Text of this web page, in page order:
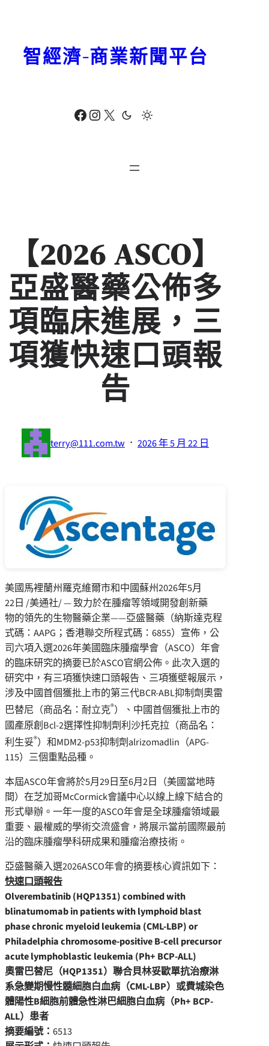
Facebook Instagram X
智經濟-商業新聞平台
【2026 ASCO】
亞盛醫藥公佈多
項臨床進展，三
項獲快速口頭報
告
terry@111.com.tw · 2026 年 5 月 22 日
美國馬裡蘭州羅克維爾市和中國蘇州2026年5月
22日 /美通社/ — 致力於在腫瘤等領域開發創新藥
物的領先的生物醫藥企業——亞盛醫藥（納斯達克程
式碼：AAPG；香港聯交所程式碼：6855）宣佈，公
司六項入選2026年美國臨床腫瘤學會（ASCO）年會
的臨床研究的摘要已於ASCO官網公佈。此次入選的
研究中，有三項獲快速口頭報告、三項獲壁報展示，
涉及中國首個獲批上市的第三代BCR-ABL抑制劑奧雷
巴替尼（商品名：耐立克®）、中國首個獲批上市的
國產原創Bcl-2選擇性抑制劑利沙托克拉（商品名：
利生妥®）和MDM2-p53抑制劑alrizomadlin（APG-
115）三個重點品種。
本屆ASCO年會將於5月29日至6月2日（美國當地時
間）在芝加哥McCormick會議中心以線上線下結合的
形式舉辦。一年一度的ASCO年會是全球腫瘤領域最
重要、最權威的學術交流盛會，將展示當前國際最前
沿的臨床腫瘤學科研成果和腫瘤治療技術。
亞盛醫藥入選2026ASCO年會的摘要核心資訊如下：
快速口頭報告
Olverembatinib (HQP1351) combined with
blinatumomab in patients with lymphoid blast
phase chronic myeloid leukemia (CML-LBP) or
Philadelphia chromosome-positive B-cell precursor
acute lymphoblastic leukemia (Ph+ BCP-ALL)
奧雷巴替尼（HQP1351）聯合貝林妥歐單抗治療淋
系急變期慢性髓細胞白血病（CML-LBP）或費城染色
體陽性B細胞前體急性淋巴細胞白血病（Ph+ BCP-
ALL）患者
摘要編號： 6513